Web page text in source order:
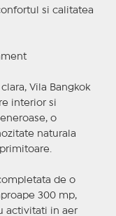
si calitatea
Vila Bangkok
interior si
o
naturala
de o
300 mp,
activitati in aer